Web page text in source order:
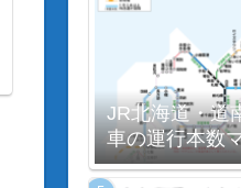
JR北海道・道
車の運行本数